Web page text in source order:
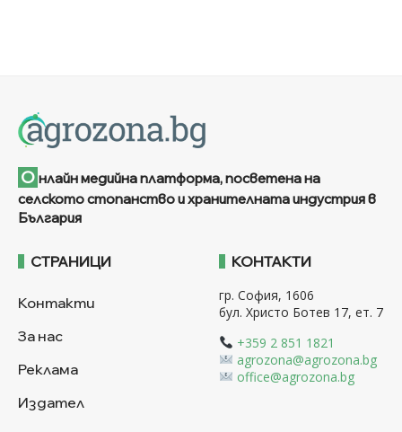
О нлайн медийна платформа, посветена на
селското стопанство и хранителната индустрия в
България
СТРАНИЦИ
Контакти
За нас
Реклама
Издател
КОНТАКТИ
гр. София, 1606
бул. Христо Ботев 17, ет. 7
+359 2 851 1821
agrozona@agrozona.bg
office@agrozona.bg